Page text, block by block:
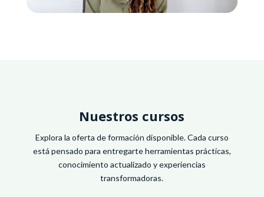
Nuestros cursos
Explora la oferta de formación disponible. Cada curso
está pensado para entregarte herramientas prácticas,
conocimiento actualizado y experiencias
transformadoras.